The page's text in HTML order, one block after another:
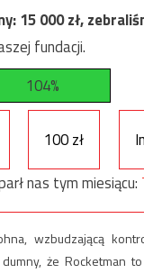
15 000zł,
fundacji.
104%
100 zł
nas tym miesiącu:
wzbudzającą
że